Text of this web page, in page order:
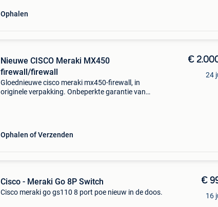
Ophalen
Nieuwe CISCO Meraki MX450
firewall/firewall
Gloednieuwe cisco meraki mx450-firewall, in
originele verpakking. Onbeperkte garantie van
Ophalen of Verzenden
€
24
Cisco - Meraki Go 8P Switch
Cisco meraki go gs110 8 port poe nieuw in de doos.
€
16